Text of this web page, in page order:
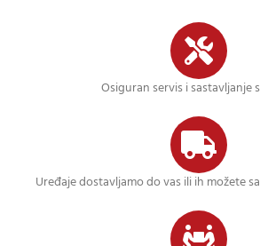
Osiguran servis i sastavljanje
Uređaje dostavljamo do vas ili ih možete